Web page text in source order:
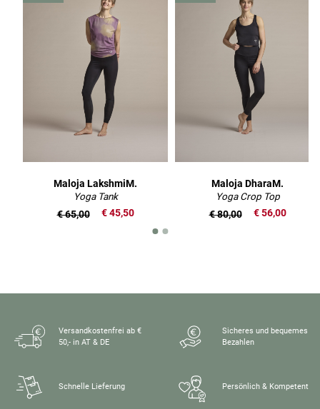
Maloja LakshmiM.
Yoga Tank
€ 45,50
€ 65,00
Maloja DharaM.
Yoga Crop Top
€ 56,00
€ 80,00
Versandkostenfrei ab €
50,- in AT & DE
Sicheres und bequemes
Bezahlen
Schnelle Lieferung Persönlich & Kompetent